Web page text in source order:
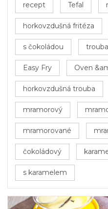
recept Tefal
horkovzdušná fritéza
s čokoládou trouba
Easy Fry Oven
horkovzdušná trouba
mramorový
mramorované
čokoládový
s karamelem